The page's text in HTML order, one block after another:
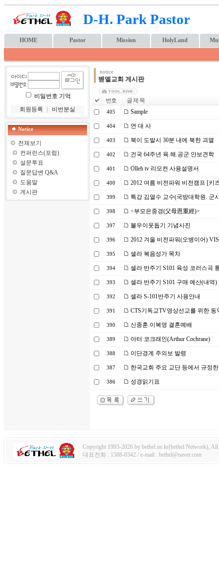
D-H. Park Pastor
HOME Pastor Mission HolyLand
비밀번호 기억
회원등록
비번분실
Notice
전체보기
컨퍼런스(포럼)
설문투표
질문답변 Q&A
도움말
게시판
notice
벧엘교회 게시판
번호 글 제 목
405 Sample
404 연 대 사
403 북이 도발시 30분 내에 북한 괴멸
402 건국 64주년 육.해.공군 안보견학
401 Olleh tv 리모컨 사용설명서
400 2012 여름 비전파워 비전캠프 [키
399 특강 김열수 교수(국방대학원. 군
398 <부모은중경(父母恩重經)>
397 불우이웃돕기 기념사진
396 2012 겨울 비전파워(오병이어)
395 셀라 복음성가 목차
394 셀라 반주기 S101 육성 코러스곡
393 셀라 반주기 S101 구매 예산(내역)
392 셀라 S-101반주기 사용안내
391 CTS기독교TV영상선교를 위한 동
390 신종훈.이복영 결혼예배
389 아터 코크래인(Arthur Cochrane)
388 이단경계 주의보 발령
387 한국교회 주요 교단 등에서 규정
386 성경읽기표
Copyright 1993-2026 by bethel.ne.kr(bethel Network), All
대표전화 : 1588-0342 / e-mail : bethel@naver.com